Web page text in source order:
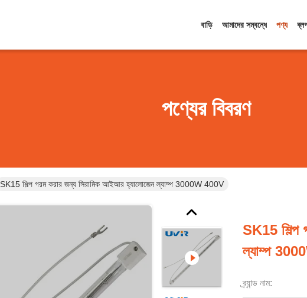
বাড়ি আমাদের সম্বন্ধে পণ্য
পণ্যের বিবরণ
SK15 শিল্প গরম করার জন্য সিরামিক আইআর হ্যালোজেন ল্যাম্প 3000W 400V
SK15 শিল্প
ল্যাম্প
ব্র্যান্ড নাম: